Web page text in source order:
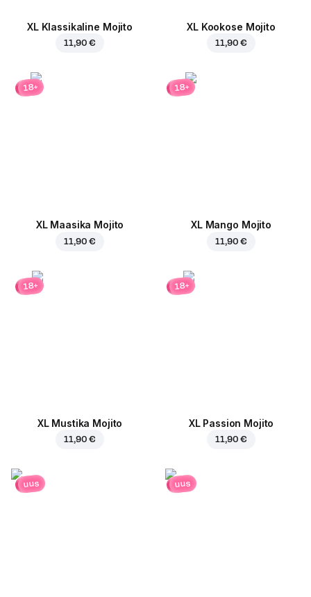
XL Klassikaline Mojito
11,90 €
XL Kookose Mojito
11,90 €
18+
XL Maasika Mojito
11,90 €
18+
XL Mango Mojito
11,90 €
18+
XL Mustika Mojito
11,90 €
18+
XL Passion Mojito
11,90 €
uus uus